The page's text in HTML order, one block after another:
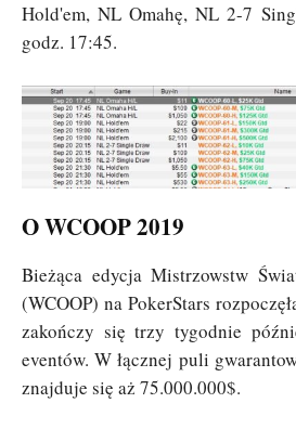
Hold'em, NL Omahę, NL 2-7
godz. 17:45.
O WCOOP 2019
Bieżąca edycja Mistrzowstw
(WCOOP) na PokerStars
zakończy się trzy tygodnie
eventów. W łącznej puli
znajduje się aż 75.000.000$.